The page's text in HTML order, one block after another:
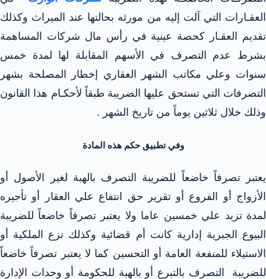
العقـارات التي آلت إليه من مورثه بحالتها عند الميراث وكذلك
تقديم العقـار كحصة عينية في رأس مال شركات المساهمة
بشرط عدم التصرف في الأسهم المقابلة لها لمدة خمس
سنوات وعلي مكاتب الشهر العقاري إخطار المصلحة بشهر
التصرفات التي تستحق عليها الضريبة طبقاً لأحكـام هذا القانون
وذلك خلال ثلاثين يوماً من تاريخ الشهر .
وفي تطبيق حكم هذه المادة
يعتبر تصرفاً خاضعاً للضريبة التصرف بالهبة لغير الأصول أو
الأزواج أو الفروع أو تقرير حق انتفاع علي العقار أو تأجيره
لمدة تزيد علي خمسين عاما ولا يعتبر تصرفاً خاضعاً للضريبة
البيوع الجبرية إدارية كانت أم قضائية وكذلك نزع الملكية أو
الاستيلاء للمنفعة العامة أو التحسين كما لا يعتبر تصرفاً خاضعاً
للضريبة التصرف بالتبرع أو بالهبة للحكومة أو وحدات الإدارة